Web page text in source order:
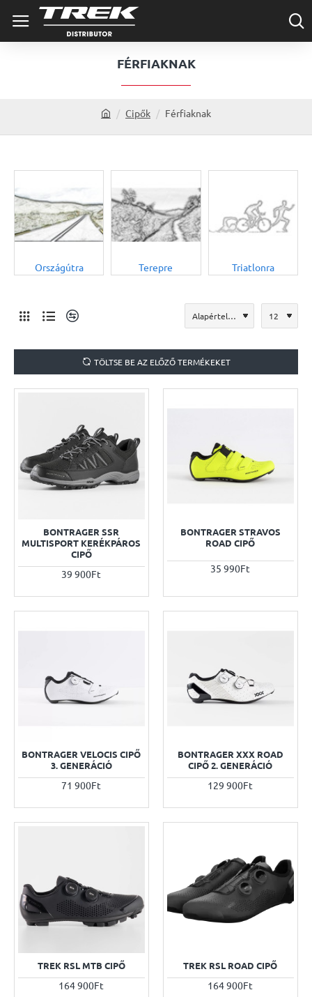
FÉRFIAKNAK
o
Cipők Férfiaknak
Országútra Terepre Triatlonra
TÖLTSE BE AZ ELŐZŐ TERMÉKEKET
BONTRAGER SSR
MULTISPORT KERÉKPÁROS
CIPŐ
39 900Ft
BONTRAGER STRAVOS
ROAD CIPŐ
35 990Ft
BONTRAGER VELOCIS CIPŐ
3. GENERÁCIÓ
71 900Ft
BONTRAGER XXX ROAD
CIPŐ 2. GENERÁCIÓ
129 900Ft
TREK RSL MTB CIPŐ
164 900Ft
TREK RSL ROAD CIPŐ
164 900Ft